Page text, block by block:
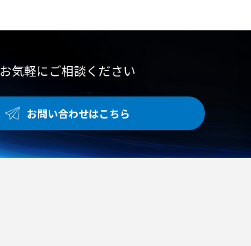
管などのエア漏れ（エアリーク）検
放電の検出および放電タイプの識別
れやつぶれのない高品位な二次元コ
ードや文字のダイレクトマーキング
●PLCやGOT採用による高信頼性お
よび常時パソコン接続不要の安定運
用 ●内蔵反転機（オプション）で両
面印字対応および省スペース利用
【用途・事例】 ●プリント基板上の
お気軽にご相談ください
お問い合わせはこちら